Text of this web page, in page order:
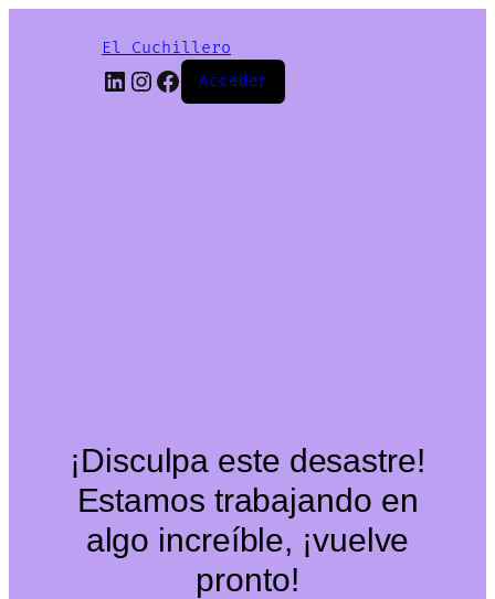
El Cuchillero
LinkedIn
Instagram
Facebook
Acceder
¡Disculpa este desastre!
Estamos trabajando en
algo increíble, ¡vuelve
pronto!